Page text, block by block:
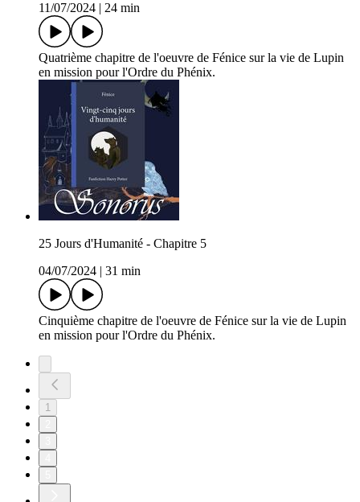
11/07/2024
24 min
Quatrième chapitre de l'oeuvre de Fénice sur la vie de Lupin
en mission pour l'Ordre du Phénix.
25 Jours d'Humanité - Chapitre 5
04/07/2024
31 min
Cinquième chapitre de l'oeuvre de Fénice sur la vie de Lupin
en mission pour l'Ordre du Phénix.
1